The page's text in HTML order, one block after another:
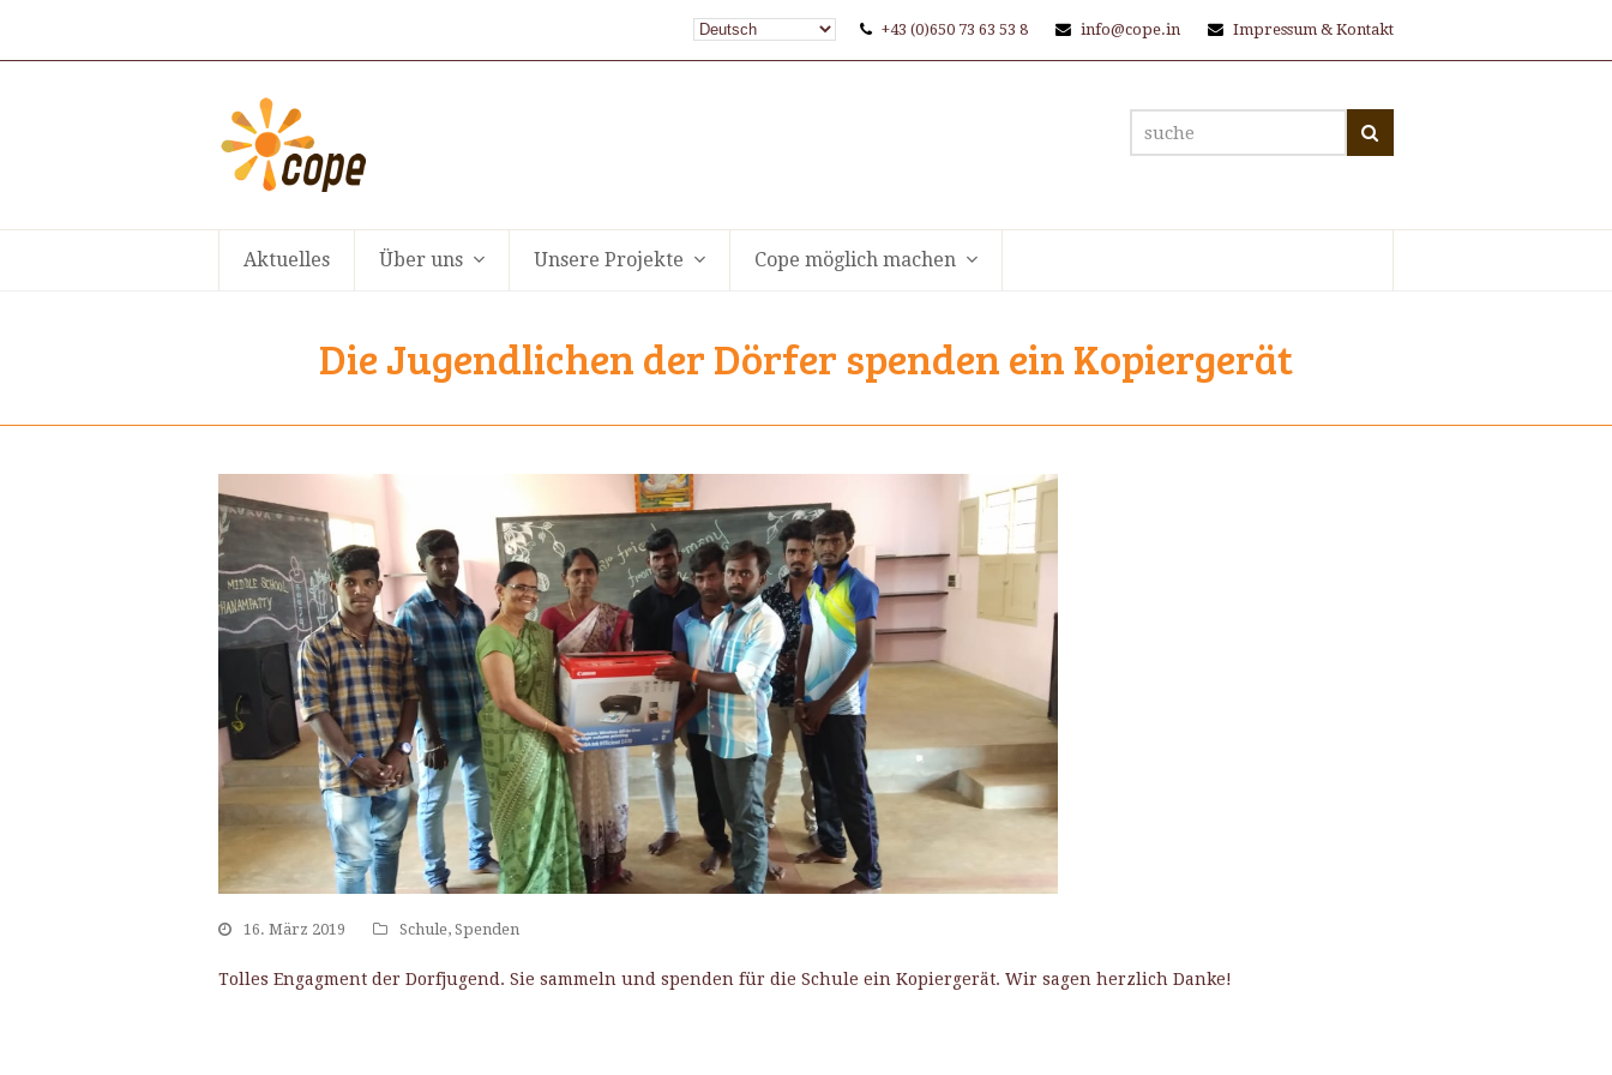
+43 (0)650 73 63 53 8 info@cope.in Impressum & Kontakt
suche
Aktuelles Über uns Unsere Projekte Cope möglich machen
Die Jugendlichen der Dörfer spenden ein Kopiergerät
16. März 2019 Schule, Spenden
Tolles Engagment der Dorfjugend. Sie sammeln und spenden für die Schule ein Kopiergerät. Wir sagen herzlich Danke!